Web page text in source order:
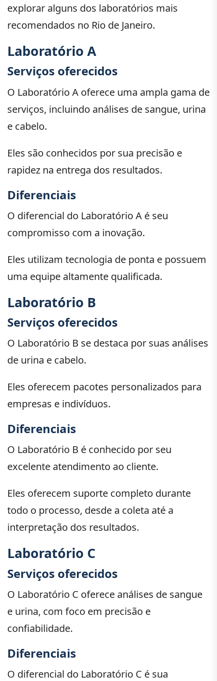
explorar alguns dos laboratórios mais
recomendados no Rio de Janeiro.
Laboratório A
Serviços oferecidos
O Laboratório A oferece uma ampla gama de
serviços, incluindo análises de sangue, urina
e cabelo.
Eles são conhecidos por sua precisão e
rapidez na entrega dos resultados.
Diferenciais
O diferencial do Laboratório A é seu
compromisso com a inovação.
Eles utilizam tecnologia de ponta e possuem
uma equipe altamente qualificada.
Laboratório B
Serviços oferecidos
O Laboratório B se destaca por suas análises
de urina e cabelo.
Eles oferecem pacotes personalizados para
empresas e indivíduos.
Diferenciais
O Laboratório B é conhecido por seu
excelente atendimento ao cliente.
Eles oferecem suporte completo durante
todo o processo, desde a coleta até a
interpretação dos resultados.
Laboratório C
Serviços oferecidos
O Laboratório C oferece análises de sangue
e urina, com foco em precisão e
confiabilidade.
Diferenciais
O diferencial do Laboratório C é sua